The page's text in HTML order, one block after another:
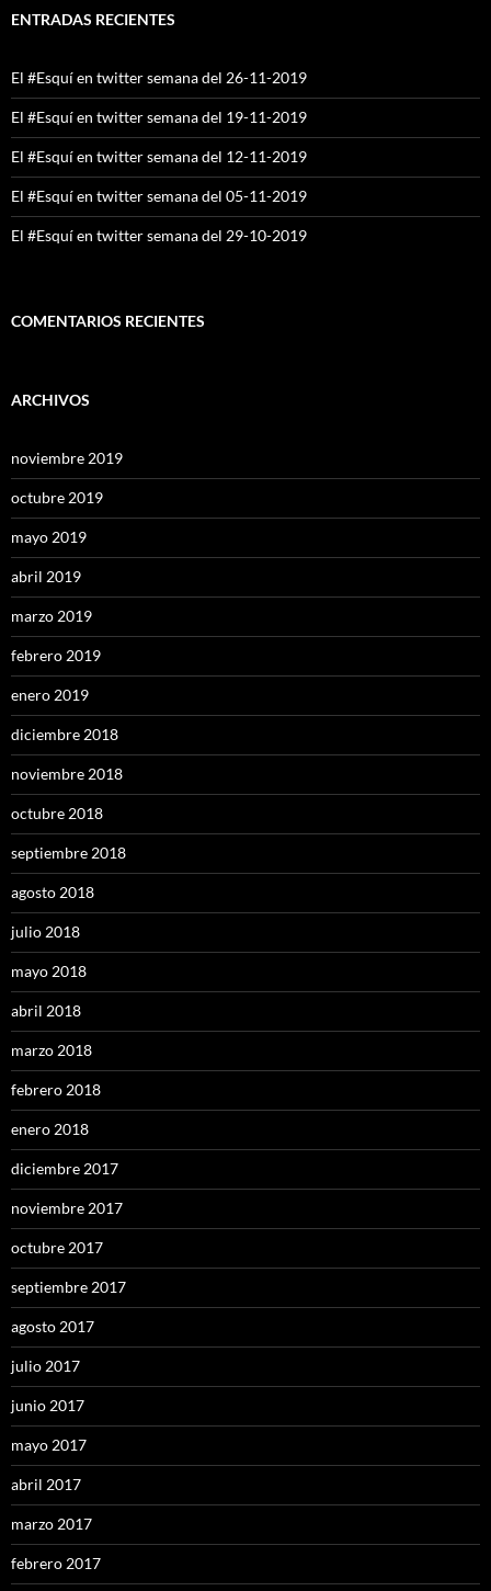
ENTRADAS RECIENTES
El #Esquí en twitter semana del 26-11-2019
El #Esquí en twitter semana del 19-11-2019
El #Esquí en twitter semana del 12-11-2019
El #Esquí en twitter semana del 05-11-2019
El #Esquí en twitter semana del 29-10-2019
COMENTARIOS RECIENTES
ARCHIVOS
noviembre 2019
octubre 2019
mayo 2019
abril 2019
marzo 2019
febrero 2019
enero 2019
diciembre 2018
noviembre 2018
octubre 2018
septiembre 2018
agosto 2018
julio 2018
mayo 2018
abril 2018
marzo 2018
febrero 2018
enero 2018
diciembre 2017
noviembre 2017
octubre 2017
septiembre 2017
agosto 2017
julio 2017
junio 2017
mayo 2017
abril 2017
marzo 2017
febrero 2017